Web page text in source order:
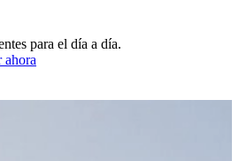
para el día a día.
ahora